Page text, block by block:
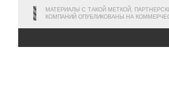
МАТЕРИАЛЫ С ТАКОЙ МЕТКОЙ,
КОМПАНИЙ ОПУБЛИКОВАНЫ НА